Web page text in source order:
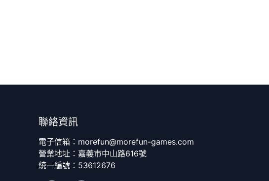
聯絡資訊
電子信箱：morefun@morefun-games.com
營業地址：嘉義市中山路616號
統一編號：53612676